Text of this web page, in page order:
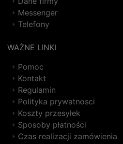
Messenger
Telefony
WAŻNE LINKI
Pomoc
Kontakt
Regulamin
Polityka prywatnosci
Koszty przesyłek
Sposoby płatności
Czas realizacji zamówienia